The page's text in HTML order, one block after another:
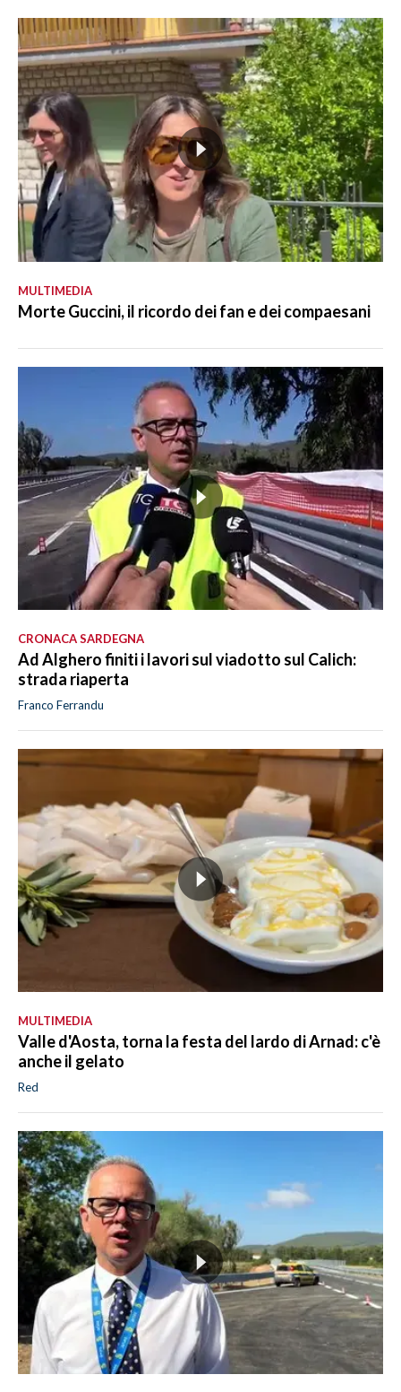
MULTIMEDIA
Morte Guccini, il ricordo dei fan e dei compaesani
CRONACA SARDEGNA
Ad Alghero finiti i lavori sul viadotto sul Calich:
strada riaperta
Franco Ferrandu
MULTIMEDIA
Valle d'Aosta, torna la festa del lardo di Arnad: c'è
anche il gelato
Red